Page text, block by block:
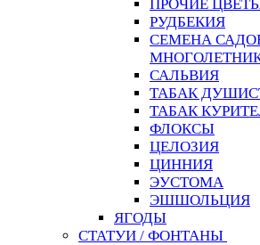
ПРОЧИЕ
РУДБЕКИЯ
СЕМЕНА
САЛЬВИЯ
ТАБАК
ТАБАК
ФЛОКСЫ
ЦЕЛОЗИЯ
ЦИННИЯ
ЭУСТОМА
ЭШШОЛЬЦИЯ
ЯГОДЫ
СТАТУИ / ФОНТАНЫ